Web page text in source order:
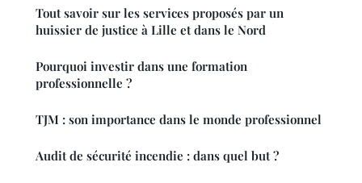
Tout savoir sur les services proposés par un
huissier de justice à Lille et dans le Nord
Pourquoi investir dans une formation
professionnelle ?
TJM : son importance dans le monde professionnel
Audit de sécurité incendie : dans quel but ?